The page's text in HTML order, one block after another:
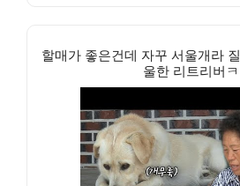
할매가 좋은건데 자꾸 서울개라
울한 리트리버ㅋ